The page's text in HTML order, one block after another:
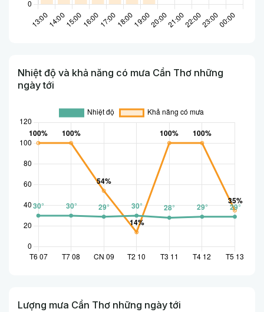
Nhiệt độ và khả năng có mưa Cần Thơ những
ngày tới
Lượng mưa Cần Thơ những ngày tới